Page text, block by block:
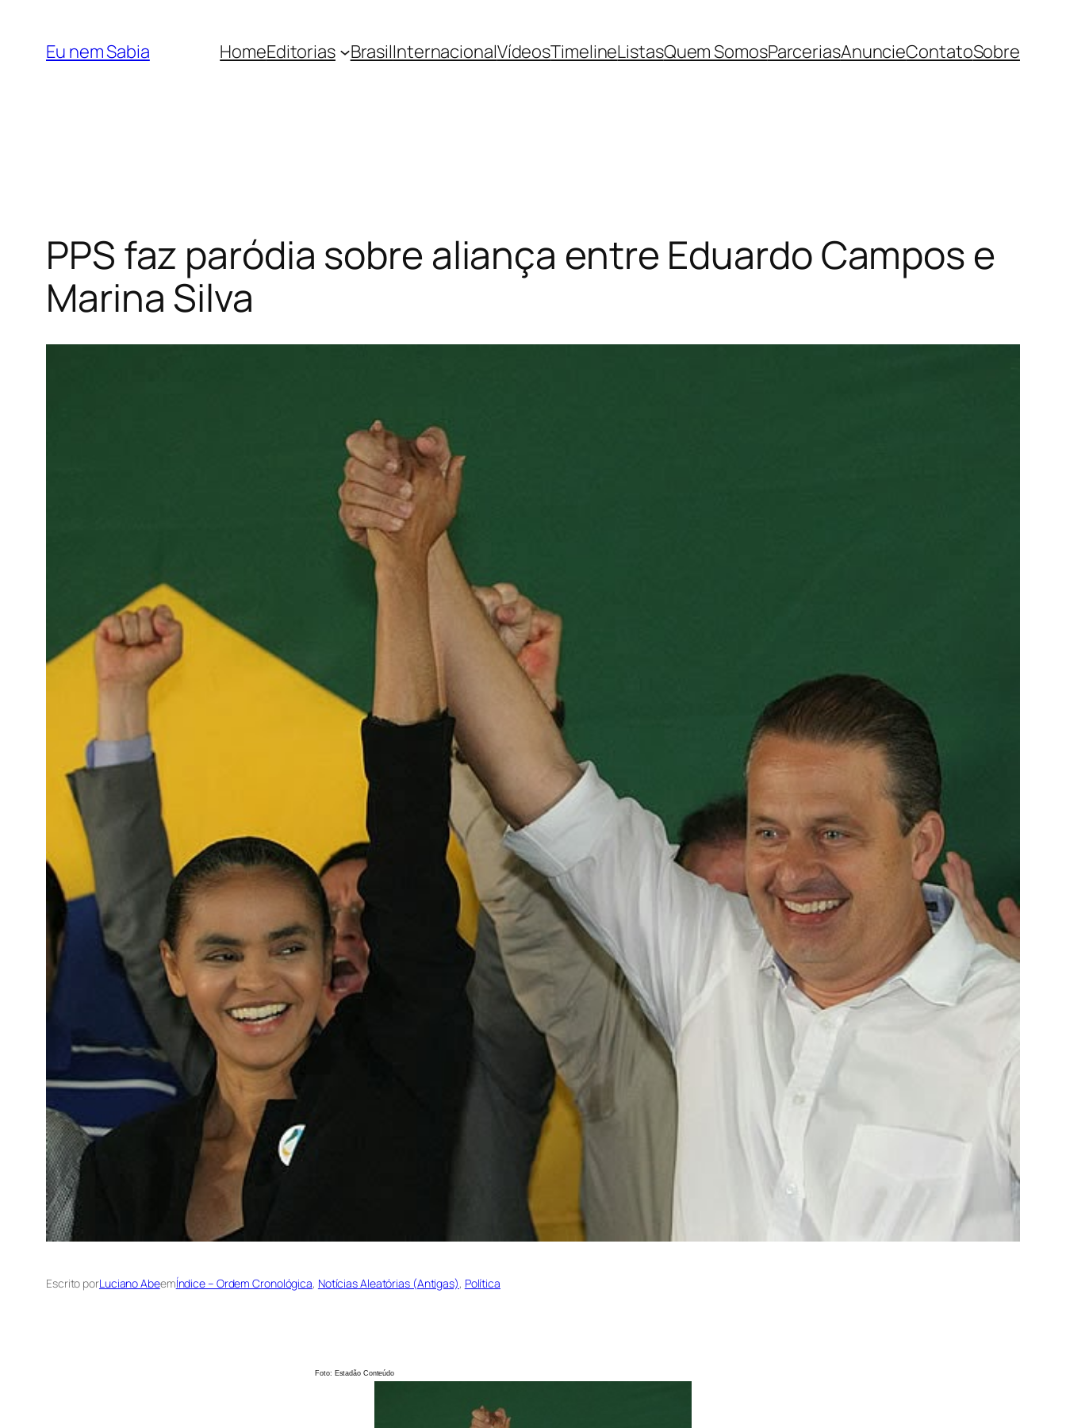
Eu nem Sabia HomeEditorias BrasilInternacionalVídeosTimelineListasQuem SomosParceriasAnuncieContatoSobre
PPS faz paródia sobre aliança entre Eduardo Campos e
Marina Silva
Escrito porLuciano AbeemÍndice – Ordem Cronológica, Notícias Aleatórias (Antigas), Política
Foto: Estadão Conteúdo